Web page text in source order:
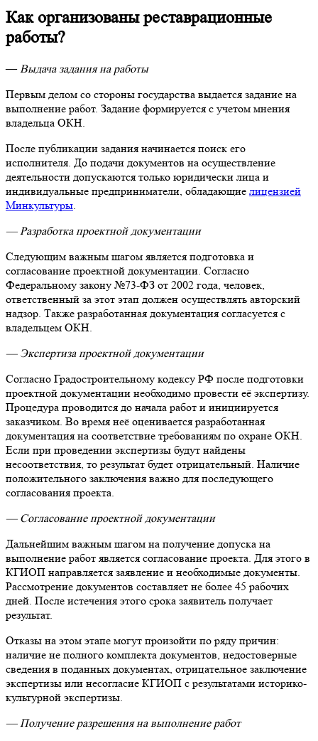
Как организованы реставрационные
работы?
—Выдача задания на работы
Первым делом со стороны государства выдается задание на
выполнение работ. Задание формируется с учетом мнения
владельца ОКН.
После публикации задания начинается поиск его
исполнителя. До подачи документов на осуществление
деятельности допускаются только юридически лица и
индивидуальные предприниматели, обладающие лицензией
Минкультуры.
— Разработка проектной документации
Следующим важным шагом является подготовка и
согласование проектной документации. Согласно
Федеральному закону №73-ФЗ от 2002 года, человек,
ответственный за этот этап должен осуществлять авторский
надзор. Также разработанная документация согласуется с
владельцем ОКН.
— Экспертиза проектной документации
Согласно Градостроительному кодексу РФ после подготовки
проектной документации необходимо провести её экспертизу.
Процедура проводится до начала работ и инициируется
заказчиком. Во время неё оценивается разработанная
документация на соответствие требованиям по охране ОКН.
Если при проведении экспертизы будут найдены
несоответствия, то результат будет отрицательный. Наличие
положительного заключения важно для последующего
согласования проекта.
— Согласование проектной документации
Дальнейшим важным шагом на получение допуска на
выполнение работ является согласование проекта. Для этого в
КГИОП направляется заявление и необходимые документы.
Рассмотрение документов составляет не более 45 рабочих
дней. После истечения этого срока заявитель получает
результат.
Отказы на этом этапе могут произойти по ряду причин:
наличие не полного комплекта документов, недостоверные
сведения в поданных документах, отрицательное заключение
экспертизы или несогласие КГИОП с результатами историко-
культурной экспертизы.
— Получение разрешения на выполнение работ